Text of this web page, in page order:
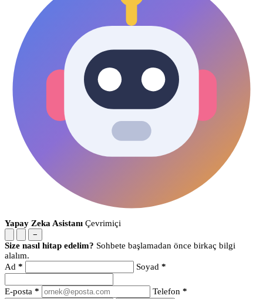
Yapay Zeka Asistanı Çevrimiçi
−
Size nasıl hitap edelim? Sohbete başlamadan önce birkaç bilgi
alalım.
Ad * Soyad *
E-posta * Telefon *